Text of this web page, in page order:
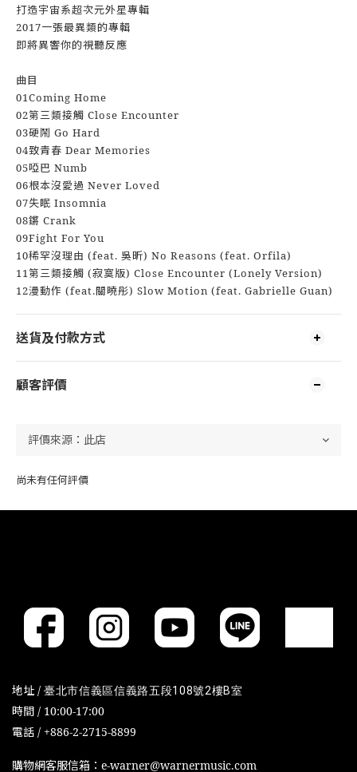
打造宇宙系超次元外星專輯
2017一張最異類的專輯
即將異響你的視聽反應
曲目
01Coming Home
02第三類接觸 Close Encounter
03硬鬧 Go Hard
04致青春 Dear Memories
05啞巴 Numb
06根本沒愛過 Never Loved
07失眠 Insomnia
08鏘 Crank
09Fight For You
10稀罕沒理由 (feat. 吳昕) No Reasons (feat. Orfila)
11第三類接觸 (寂寞版) Close Encounter (Lonely Version)
12漫動作 (feat.關曉彤) Slow Motion (feat. Gabrielle Guan)
送貨及付款方式
顧客評價
尚未有任何評價
地址 / 臺北市信義區信義路五段108號2樓B室
時間 / 10:00-17:00
電話 / +886-2-2715-8899
購物網客服信箱：e-warner@warnermusic.com